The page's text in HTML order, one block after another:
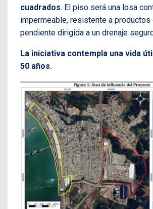
cuadrados. El piso será una losa
impermeable, resistente a
pendiente dirigida a un drenaje
La iniciativa contempla una vida
50 años.